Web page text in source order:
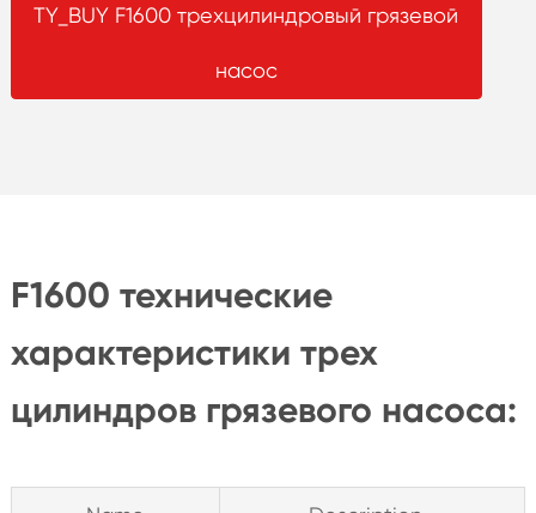
TY_BUY F1600 трехцилиндровый грязевой
насос
F1600 технические
характеристики трех
цилиндров грязевого насоса: